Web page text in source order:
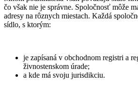
čo však nie je správne. Spoločnosť môže
adresy na rôznych miestach. Každá
sídlo, s ktorým:
je zapísaná v obchodnom registri a
živnostenskom úrade;
a kde má svoju jurisdikciu.